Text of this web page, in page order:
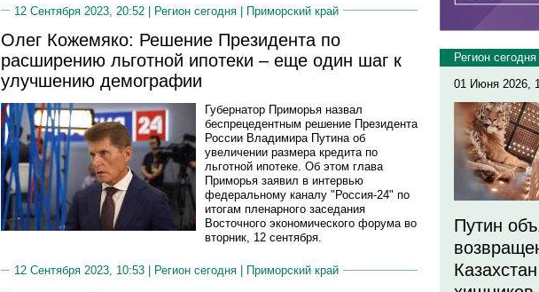
12 Сентября 2023, 20:52 | Регион сегодня | Приморский край
Олег Кожемяко: Решение Президента по
расширению льготной ипотеки – еще один шаг к
улучшению демографии
Губернатор Приморья назвал
беспрецедентным решение Президента
России Владимира Путина об
увеличении размера кредита по
льготной ипотеке. Об этом глава
Приморья заявил в интервью
федеральному каналу "Россия-24" по
итогам пленарного заседания
Восточного экономического форума во
вторник, 12 сентября.
12 Сентября 2023, 10:53 | Регион сегодня Приморский край
Регион сегодня
01 Июня 2026,
Путин